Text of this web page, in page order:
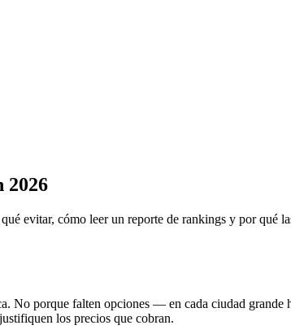
2026
evitar, cómo leer un reporte de rankings y por qué
No porque falten opciones — en cada ciudad
los precios que cobran.